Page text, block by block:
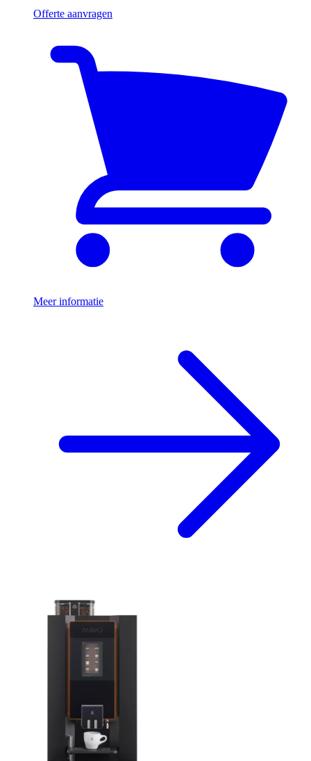
Offerte aanvragen
Meer informatie